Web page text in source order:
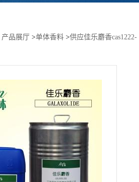
产品展厅 >单体香料 >供应佳乐麝香cas1222-